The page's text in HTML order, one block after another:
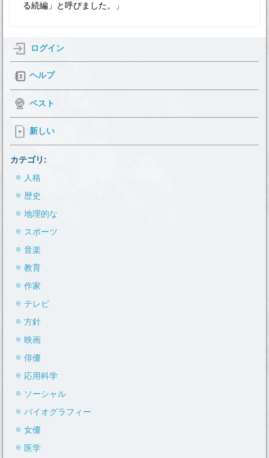
る続編」と呼びました。」
ログイン
ヘルプ
ベスト
新しい
カテゴリ:
人格
歴史
地理的な
スポーツ
音楽
教育
作家
テレビ
方針
映画
俳優
応用科学
ソーシャル
バイオグラフィー
女優
医学